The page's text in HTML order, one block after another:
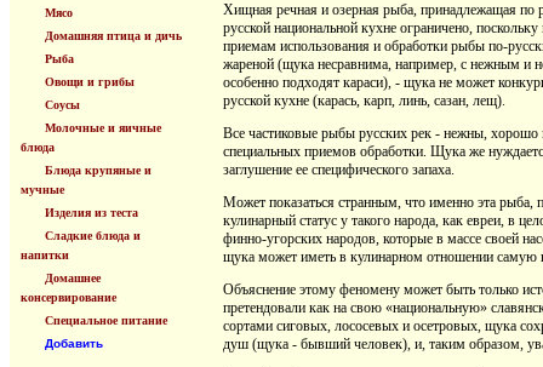
Мясо
Домашняя птица и дичь
Рыба
Овощи и грибы
Соусы
Молочные и яичные
блюда
Блюда крупяные и
мучные
Изделия из теста
Сладкие блюда и
напитки
Домашнее
консервирование
Специальное питание
Добавить
Хищная речная и озерная рыба, принадлежащая по
русской национальной кухне ограничено,
приемам использования и обработки рыбы по-
жареной (щука несравнима, например, с нежным и
особенно подходят караси), - щука не может
русской кухне (карась, карп, линь, сазан, лещ).
Все частиковые рыбы русских рек - нежны,
специальных приемов обработки. Щука же
заглушение ее специфического запаха.
Может показаться странным, что именно эта рыба,
кулинарный статус у такого народа, как евреи, в
финно-угорских народов, которые в массе своей
щука может иметь в кулинарном отношении самую
Объяснение этому феномену может быть только
претендовали как на свою «национальную»
сортами сиговых, лососевых и осетровых, щука
душ (щука - бывший человек), и, таким образом,